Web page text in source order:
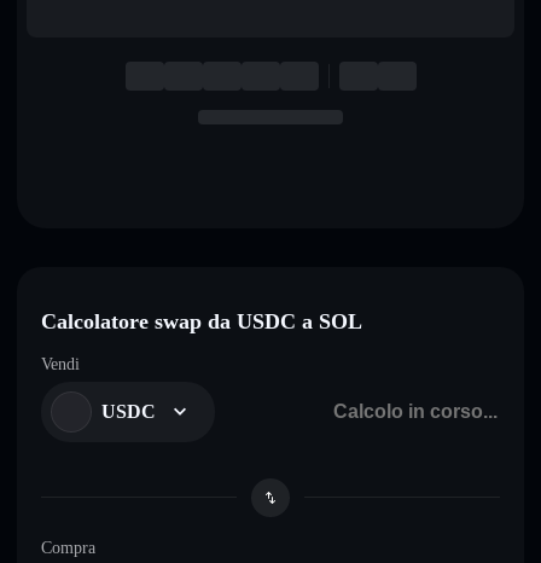
Calcolatore swap da USDC a SOL
Vendi
USDC
Compra